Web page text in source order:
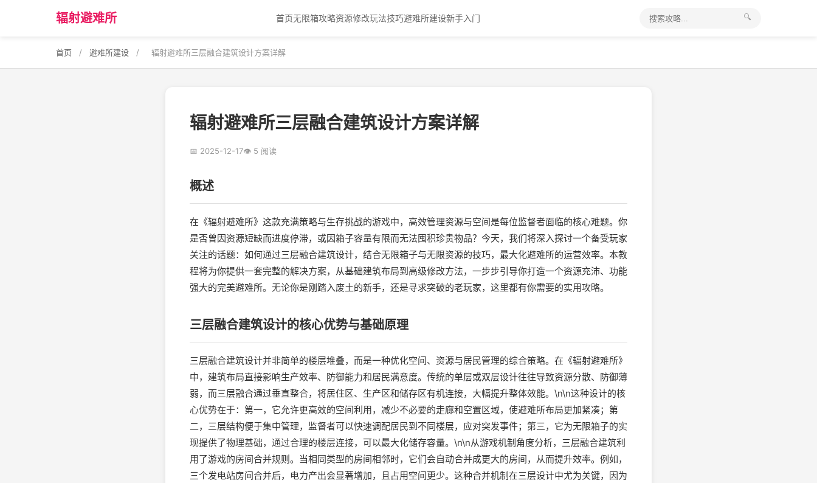
辐射避难所 首页无限箱攻略资源修改玩法技巧避难所建设新手入门 🔍
首页 / 避难所建设 / 辐射避难所三层融合建筑设计方案详解
辐射避难所三层融合建筑设计方案详解
📅 2025-12-17👁 5 阅读
概述
在《辐射避难所》这款充满策略与生存挑战的游戏中，高效管理资源与空间是每位监督者面临的核心难题。你
是否曾因资源短缺而进度停滞，或因箱子容量有限而无法囤积珍贵物品？今天，我们将深入探讨一个备受玩家
关注的话题：如何通过三层融合建筑设计，结合无限箱子与无限资源的技巧，最大化避难所的运营效率。本教
程将为你提供一套完整的解决方案，从基础建筑布局到高级修改方法，一步步引导你打造一个资源充沛、功能
强大的完美避难所。无论你是刚踏入废土的新手，还是寻求突破的老玩家，这里都有你需要的实用攻略。
三层融合建筑设计的核心优势与基础原理
三层融合建筑设计并非简单的楼层堆叠，而是一种优化空间、资源与居民管理的综合策略。在《辐射避难所》
中，建筑布局直接影响生产效率、防御能力和居民满意度。传统的单层或双层设计往往导致资源分散、防御薄
弱，而三层融合通过垂直整合，将居住区、生产区和储存区有机连接，大幅提升整体效能。\n\n这种设计的核
心优势在于：第一，它允许更高效的空间利用，减少不必要的走廊和空置区域，使避难所布局更加紧凑；第
二，三层结构便于集中管理，监督者可以快速调配居民到不同楼层，应对突发事件；第三，它为无限箱子的实
现提供了物理基础，通过合理的楼层连接，可以最大化储存容量。\n\n从游戏机制角度分析，三层融合建筑利
用了游戏的房间合并规则。当相同类型的房间相邻时，它们会自动合并成更大的房间，从而提升效率。例如，
三个发电站房间合并后，电力产出会显著增加，且占用空间更少。这种合并机制在三层设计中尤为关键，因为